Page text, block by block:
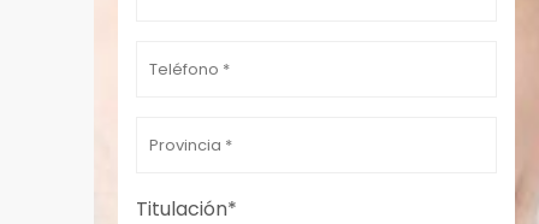
Por favor, deja este campo vacío.
Titulación*